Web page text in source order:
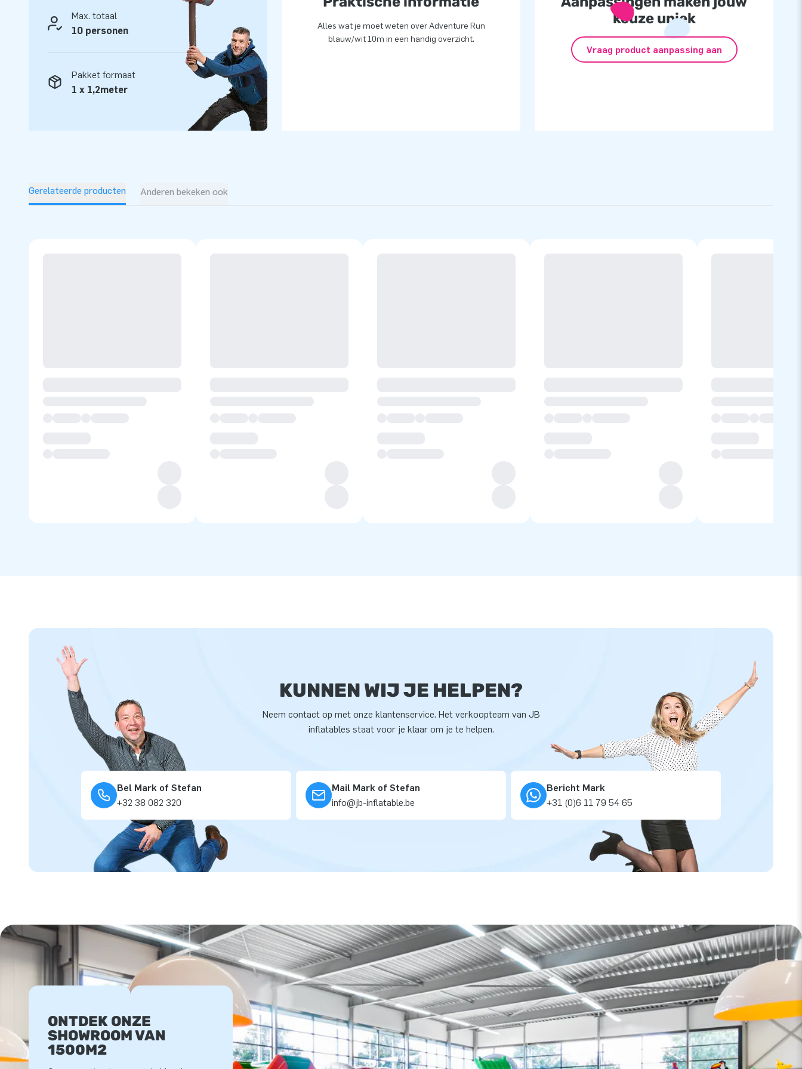
logistiek medewerkers, want zij leveren unieke opblaasattracties op grootse wijze.
Klanten zijn daardoor verzekerd van onze professionele service en levering. Zij noemen
ons ook wel ‘creators of greatness’.
Max. totaal
10 personen
Pakket formaat
1 x 1,2meter
Alles wat je moet weten over Adventure Run
blauw/wit 10m in een handig overzicht.
keuze uniek
Vraag product aanpassing aan
Gerelateerde producten Anderen bekeken ook
KUNNEN WIJ JE HELPEN?
Neem contact op met onze klantenservice. Het verkoopteam van JB
inflatables staat voor je klaar om je te helpen.
Bel Mark of Stefan
+32 38 082 320
Mail Mark of Stefan
info@jb-inflatable.be
Bericht Mark
+31 (0)6 11 79 54 65
ONTDEK ONZE
SHOWROOM VAN
1500M2